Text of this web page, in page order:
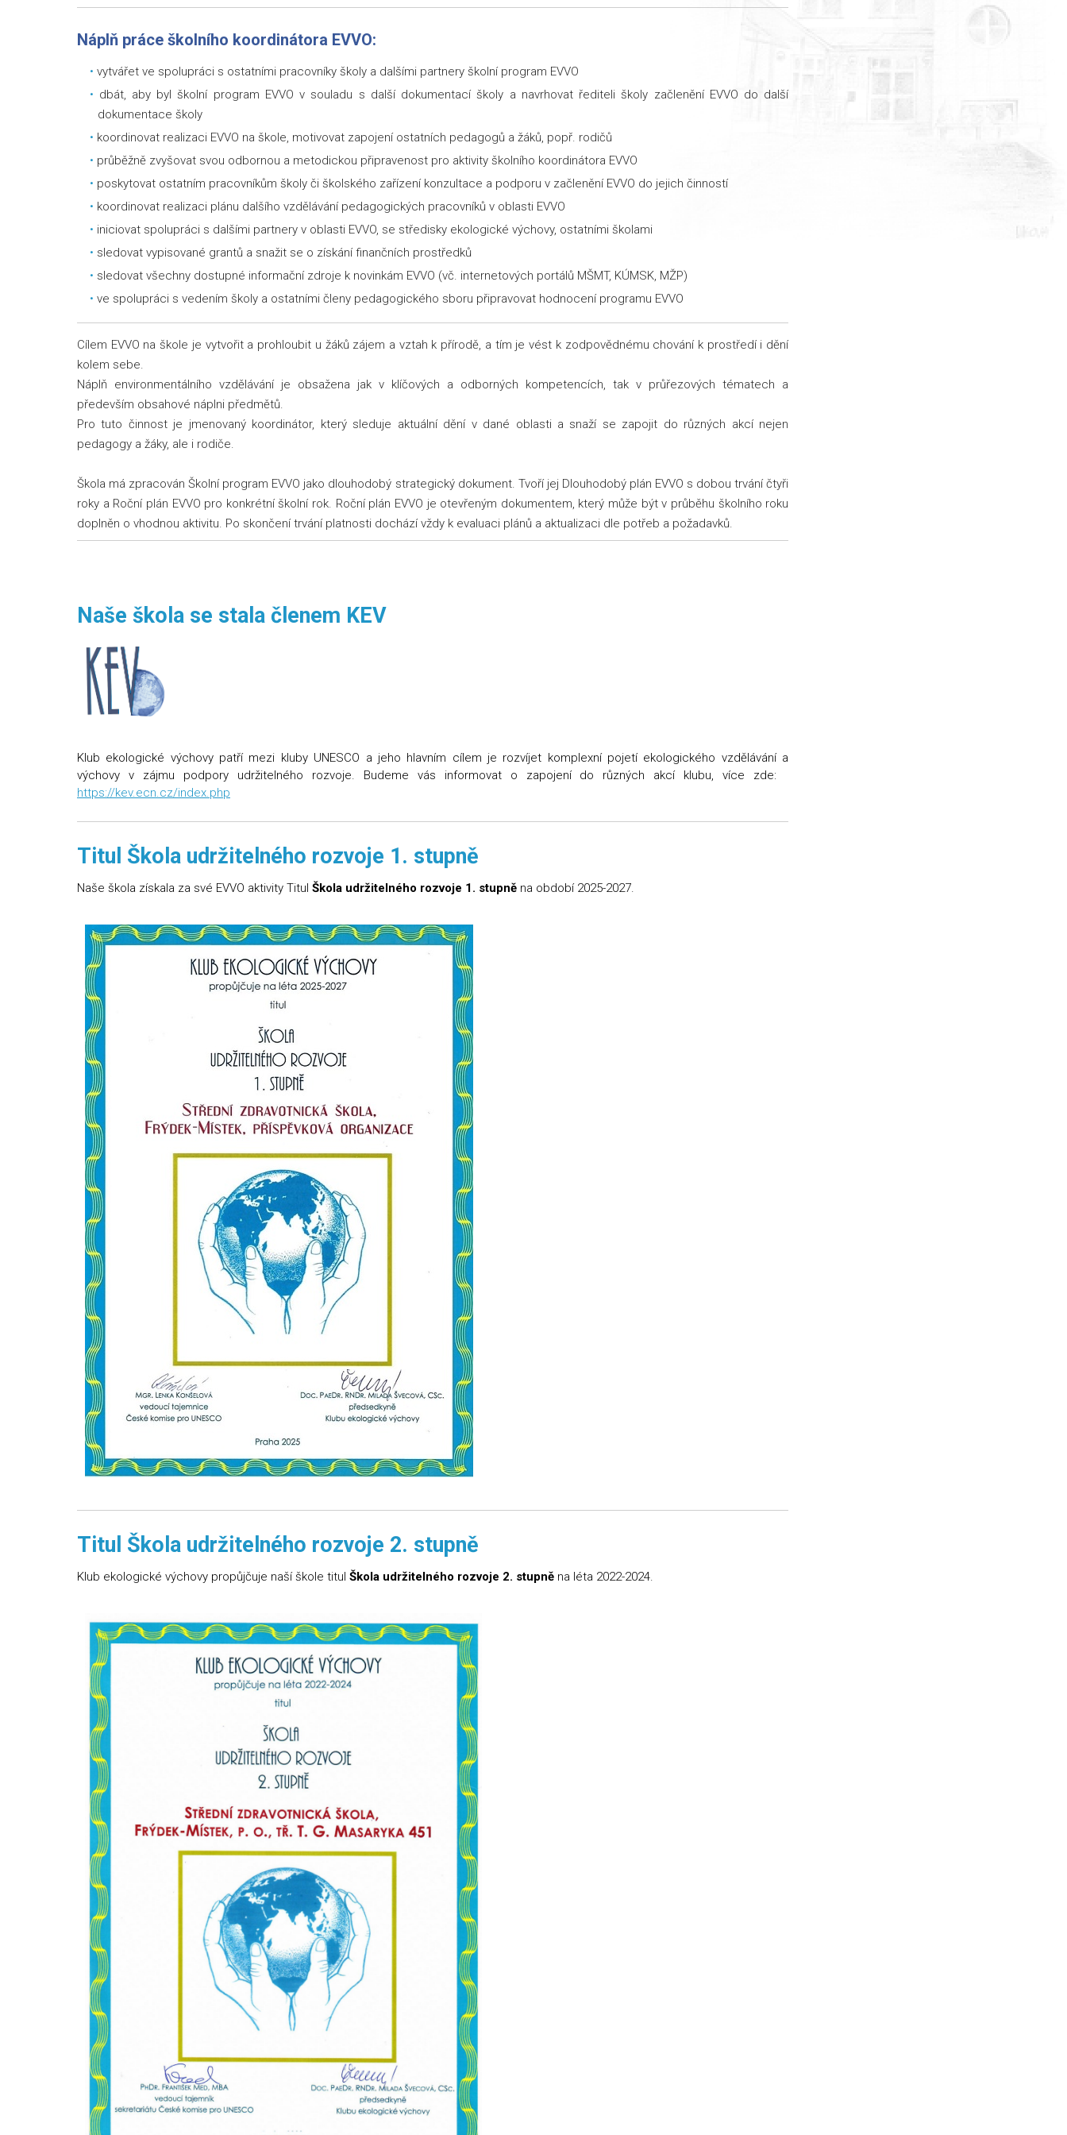
Náplň práce školního koordinátora EVVO:
vytvářet ve spolupráci s ostatními pracovníky školy a dalšími partnery školní program EVVO
dbát, aby byl školní program EVVO v souladu s další dokumentací školy a navrhovat řediteli školy začlenění EVVO do další
dokumentace školy
koordinovat realizaci EVVO na škole, motivovat zapojení ostatních pedagogů a žáků, popř. rodičů
průběžně zvyšovat svou odbornou a metodickou připravenost pro aktivity školního koordinátora EVVO
poskytovat ostatním pracovníkům školy či školského zařízení konzultace a podporu v začlenění EVVO do jejich činností
koordinovat realizaci plánu dalšího vzdělávání pedagogických pracovníků v oblasti EVVO
iniciovat spolupráci s dalšími partnery v oblasti EVVO, se středisky ekologické výchovy, ostatními školami
sledovat vypisované grantů a snažit se o získání finančních prostředků
sledovat všechny dostupné informační zdroje k novinkám EVVO (vč. internetových portálů MŠMT, KÚMSK, MŽP)
ve spolupráci s vedením školy a ostatními členy pedagogického sboru připravovat hodnocení programu EVVO
Cílem EVVO na škole je vytvořit a prohloubit u žáků zájem a vztah k přírodě, a tím je vést k zodpovědnému chování k prostředí i dění
kolem sebe.
Náplň environmentálního vzdělávání je obsažena jak v klíčových a odborných kompetencích, tak v průřezových tématech a
především obsahové náplni předmětů.
Pro tuto činnost je jmenovaný koordinátor, který sleduje aktuální dění v dané oblasti a snaží se zapojit do různých akcí nejen
pedagogy a žáky, ale i rodiče.
Škola má zpracován Školní program EVVO jako dlouhodobý strategický dokument. Tvoří jej Dlouhodobý plán EVVO s dobou trvání čtyři
roky a Roční plán EVVO pro konkrétní školní rok. Roční plán EVVO je otevřeným dokumentem, který může být v průběhu školního roku
doplněn o vhodnou aktivitu. Po skončení trvání platnosti dochází vždy k evaluaci plánů a aktualizaci dle potřeb a požadavků.
Naše škola se stala členem KEV
Klub ekologické výchovy patří mezi kluby UNESCO a jeho hlavním cílem je rozvíjet komplexní pojetí ekologického vzdělávání a
výchovy v zájmu podpory udržitelného rozvoje. Budeme vás informovat o zapojení do různých akcí klubu, více zde:
https://kev.ecn.cz/index.php
Titul Škola udržitelného rozvoje 1. stupně
Naše škola získala za své EVVO aktivity Titul Škola udržitelného rozvoje 1. stupně na období 2025-2027.
Titul Škola udržitelného rozvoje 2. stupně
Klub ekologické výchovy propůjčuje naší škole titul Škola udržitelného rozvoje 2. stupně na léta 2022-2024.